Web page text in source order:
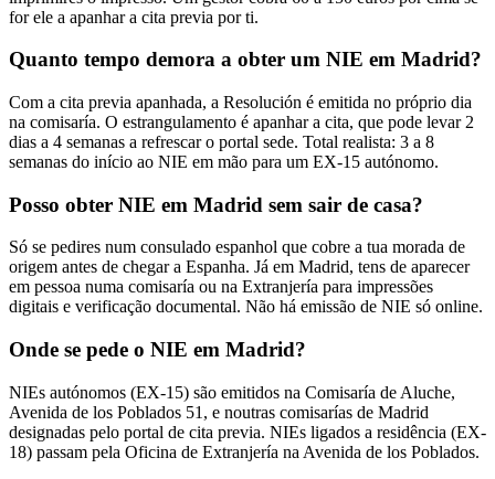
for ele a apanhar a cita previa por ti.
Quanto tempo demora a obter um NIE em Madrid?
Com a cita previa apanhada, a Resolución é emitida no próprio dia
na comisaría. O estrangulamento é apanhar a cita, que pode levar 2
dias a 4 semanas a refrescar o portal sede. Total realista: 3 a 8
semanas do início ao NIE em mão para um EX-15 autónomo.
Posso obter NIE em Madrid sem sair de casa?
Só se pedires num consulado espanhol que cobre a tua morada de
origem antes de chegar a Espanha. Já em Madrid, tens de aparecer
em pessoa numa comisaría ou na Extranjería para impressões
digitais e verificação documental. Não há emissão de NIE só online.
Onde se pede o NIE em Madrid?
NIEs autónomos (EX-15) são emitidos na Comisaría de Aluche,
Avenida de los Poblados 51, e noutras comisarías de Madrid
designadas pelo portal de cita previa. NIEs ligados a residência (EX-
18) passam pela Oficina de Extranjería na Avenida de los Poblados.